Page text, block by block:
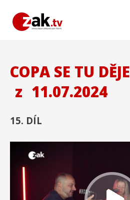
COPA SE TU DĚJE
z 11.07.2024
15. DÍL